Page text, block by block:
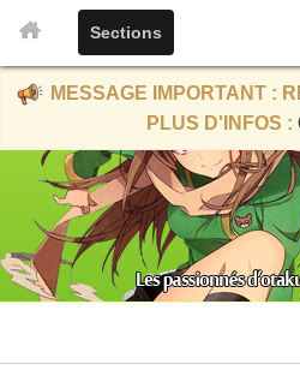
Sections
MESSAGE IMPORTANT :
PLUS D'INFOS :